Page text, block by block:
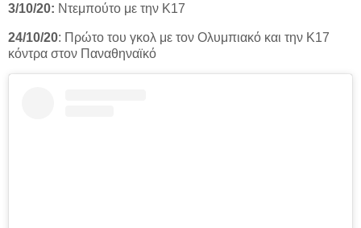
3/10/20: Ντεμπούτο με την Κ17
24/10/20: Πρώτο του γκολ με τον Ολυμπιακό και την Κ17
κόντρα στον Παναθηναϊκό